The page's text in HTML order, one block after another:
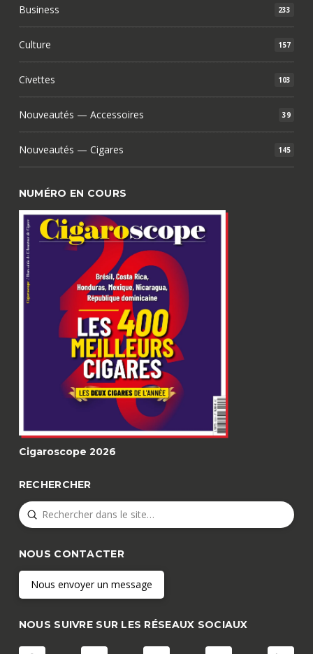
Business 233
Culture 157
Civettes 103
Nouveautés — Accessoires 39
Nouveautés — Cigares 145
NUMÉRO EN COURS
Cigaroscope 2026
RECHERCHER
Search
Submit
NOUS CONTACTER
Nous envoyer un message
NOUS SUIVRE SUR LES RÉSEAUX SOCIAUX